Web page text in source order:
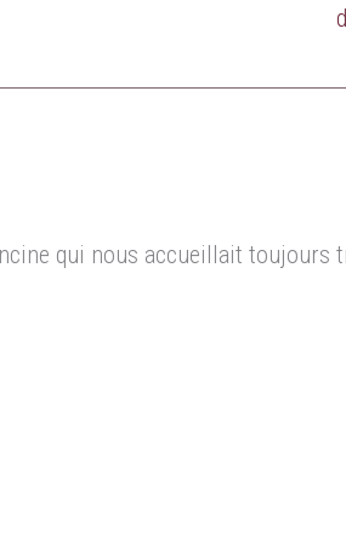
qui nous accueillait toujours